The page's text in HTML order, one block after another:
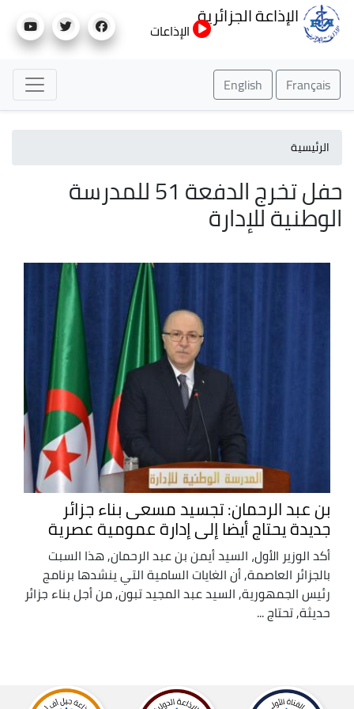
إلى
الإذاعة الجزائرية
الإذاعات
Français
English
الرئيسية
حفل تخرج الدفعة 51 للمدرسة
الوطنية للإدارة
بن عبد الرحمان: تجسيد مسعى بناء جزائر
جديدة يحتاج أيضا إلى إدارة عمومية عصرية
أكد الوزير الأول، السيد أيمن بن عبد الرحمان, هذا السبت
بالجزائر العاصمة, أن الغايات السامية التي ينشدها برنامج
رئيس الجمهورية, السيد عبد المجيد تبون, من أجل بناء جزائر
حديثة, تحتاج ...